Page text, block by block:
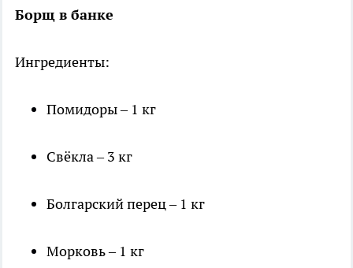
Борщ в банке
Ингредиенты:
Помидоры – 1 кг
Свёкла – 3 кг
Болгарский перец – 1 кг
Морковь – 1 кг